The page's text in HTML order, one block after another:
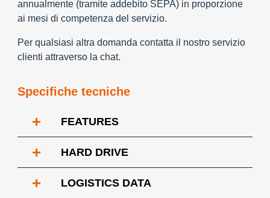
annualmente (tramite addebito SEPA) in proporzione
ai mesi di competenza del servizio.
Per qualsiasi altra domanda contatta il nostro servizio
clienti attraverso la chat.
Specifiche tecniche
+ FEATURES
+ HARD DRIVE
+ LOGISTICS DATA